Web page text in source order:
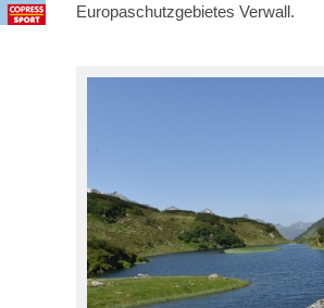
Europaschutzgebietes Verwall.